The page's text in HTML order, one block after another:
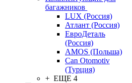
багажников
LUX (Россия)
Атлант (Россия)
ЕвроДеталь
(Россия)
AMOS (Польша)
Can Otomotiv
(Турция)
+ ЕЩЕ 4